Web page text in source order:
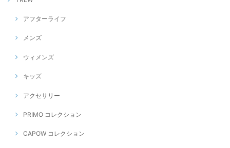
アフターライフ
メンズ
ウィメンズ
キッズ
アクセサリー
PRIMO コレクション
CAPOW コレクション